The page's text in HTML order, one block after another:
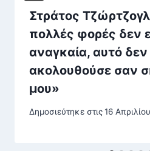
Στράτος
πολλές φορές δεν
αναγκαία, αυτό
ακολουθούσε σαν
μου»
Δημοσιεύτηκε στις16